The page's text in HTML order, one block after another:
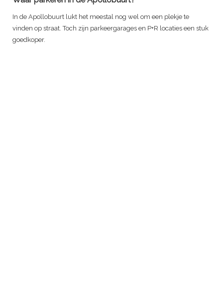
In de Apollobuurt lukt het meestal nog wel om een plekje te
vinden op straat. Toch zijn parkeergarages en P+R locaties een stuk
goedkoper.